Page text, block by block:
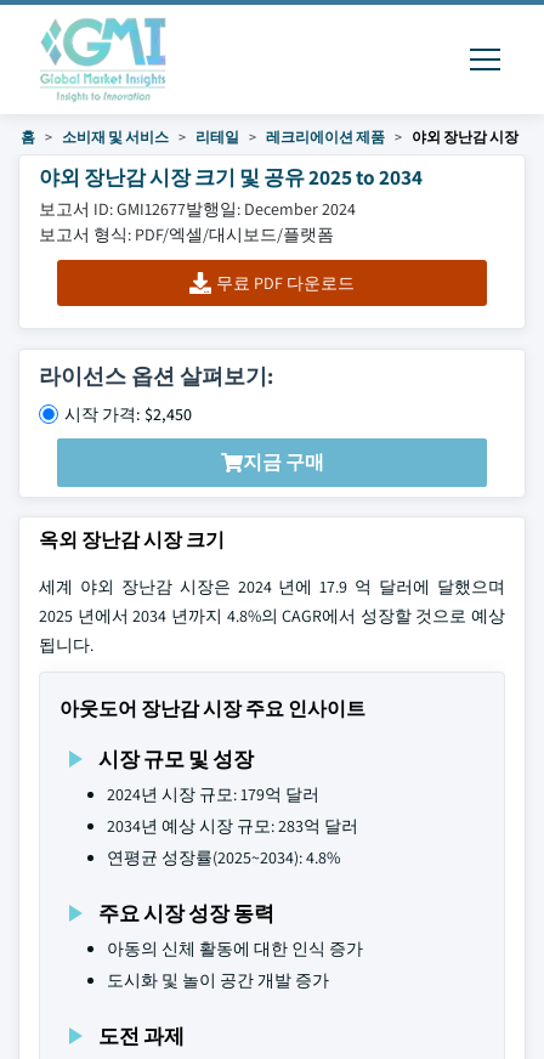
홈 소비재 및 서비스 리테일 레크리에이션 제품 야외 장난감 시장
야외 장난감 시장 크기 및 공유 2025 to 2034
보고서 ID: GMI12677발행일: December 2024
보고서 형식: PDF/엑셀/대시보드/플랫폼
무료 PDF 다운로드
라이선스 옵션 살펴보기:
시작 가격: $2,450
지금 구매
옥외 장난감 시장 크기
세계 야외 장난감 시장은 2024 년에 17.9 억 달러에 달했으며
2025 년에서 2034 년까지 4.8%의 CAGR에서 성장할 것으로 예상
됩니다.
아웃도어 장난감 시장 주요 인사이트
시장 규모 및 성장
2024년 시장 규모: 179억 달러
2034년 예상 시장 규모: 283억 달러
연평균 성장률(2025~2034): 4.8%
주요 시장 성장 동력
아동의 신체 활동에 대한 인식 증가
도시화 및 놀이 공간 개발 증가
도전 과제